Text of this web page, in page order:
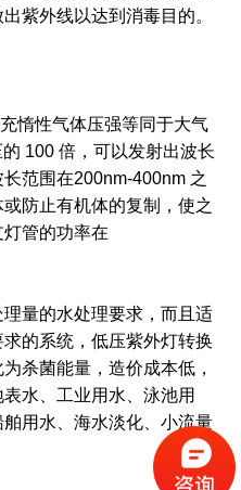
紫外线以达到消毒目的。
性气体压强等同于大气
100 倍，可以发射出波长
范围在200nm-400nm 之
防止有机体的复制，使之
管的功率在
量的水处理要求，而且适
的系统，低压紫外灯转换
杀菌能量，造价成本低，
水、工业用水、泳池用
用水、海水淡化、小流量